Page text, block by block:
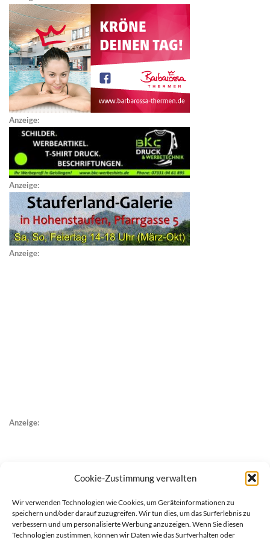
Cookie-Zustimmung verwalten
Wir verwenden Technologien wie Cookies, um Geräteinformationen zu
speichern und/oder darauf zuzugreifen. Wir tun dies, um das Surferlebnis zu
verbessern und um personalisierte Werbung anzuzeigen. Wenn Sie diesen
Technologien zustimmen, können wir Daten wie das Surfverhalten oder
Anzeige:
Anzeige:
Anzeige:
Anzeige: